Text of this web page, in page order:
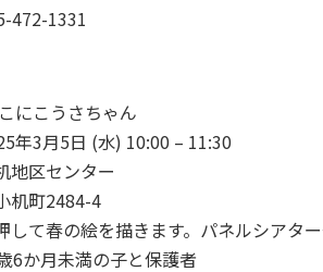
472-1331
にこうさちゃん
年3月5日 (水) 10:00 – 11:30
地区センター
机町2484-4
て春の絵を描きます。パネルシアタ
6か月未満の子と保護者